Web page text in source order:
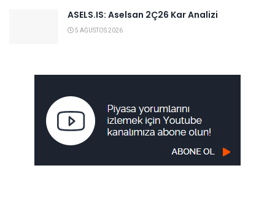
ASELS.IS: Aselsan 2Ç26 Kar Analizi
5 AĞUSTOS 2026